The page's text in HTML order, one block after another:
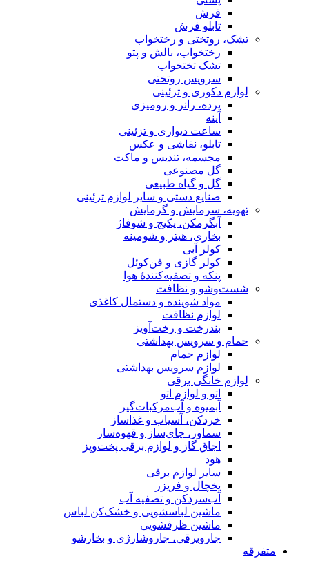
فرش
تابلو فرش
تشک، روتختی و رختخواب
رختخواب، بالش و پتو
تشک تختخواب
سرویس روتختی
لوازم دکوری و تزئینی
پرده، رانر و رومیزی
آینه
ساعت دیواری و تزئینی
تابلو، نقاشی و عکس
مجسمه، تندیس و ماکت
گل مصنوعی
گل و گیاه طبیعی
صنایع دستی و سایر لوازم تزئینی
تهویه، سرمایش و گرمایش
آبگرمکن، پکیج و شوفاژ
بخاری، هیتر و شومینه
کولر آبی
کولر گازی و فن‌کوئل
پنکه و تصفیه‌کنندهٔ هوا
شست‌وشو و نظافت
مواد شوینده و دستمال کاغذی
لوازم نظافت
بندرخت و رخت‌آویز
حمام و سرویس بهداشتی
لوازم حمام
لوازم سرویس بهداشتی
لوازم خانگی برقی
اتو و لوازم اتو
آبمیوه و آب‌مرکبات‌گیر
خردکن، آسیاب و غذاساز
سماور، چای‌ساز و قهوه‌ساز
اجاق گاز و لوازم برقی پخت‌وپز
هود
سایر لوازم برقی
یخچال و فریزر
آب‌سردکن و تصفیه آب
ماشین لباسشویی و خشک‌کن لباس
ماشین ظرفشویی
جاروبرقی، جاروشارژی و بخارشو
متفرقه